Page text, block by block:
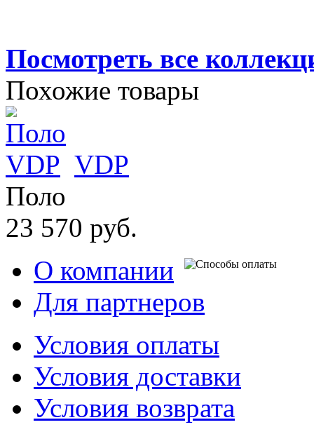
Посмотреть все
Похожие товары
VDP
Поло
23 570 руб.
О компании
Для партнеров
Условия оплаты
Условия доставки
Условия возврата